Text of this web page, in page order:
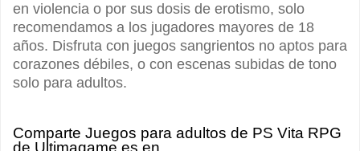
en violencia o por sus dosis de erotismo, solo
recomendamos a los jugadores mayores de 18
años. Disfruta con juegos sangrientos no aptos para
corazones débiles, o con escenas subidas de tono
solo para adultos.
Comparte Juegos para adultos de PS Vita RPG
de Ultimagame.es en